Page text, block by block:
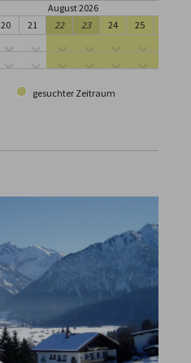
August 2026
20 21 22 23 24 25
gesuchter Zeitraum